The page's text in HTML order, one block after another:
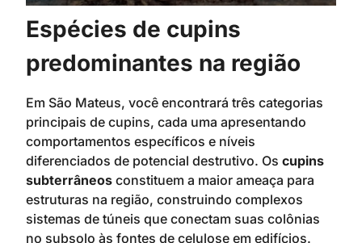
Espécies de cupins
predominantes na região
Em São Mateus, você encontrará três categorias
principais de cupins, cada uma apresentando
comportamentos específicos e níveis
diferenciados de potencial destrutivo. Os cupins
subterrâneos constituem a maior ameaça para
estruturas na região, construindo complexos
sistemas de túneis que conectam suas colônias
no subsolo às fontes de celulose em edifícios.